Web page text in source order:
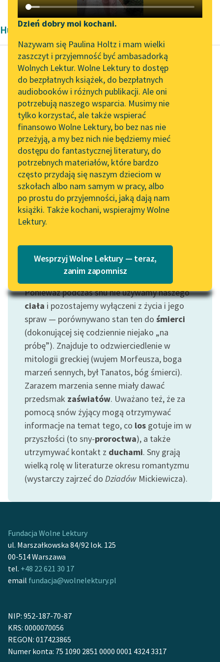
Katalog DAISY
Podkasty o książkach
Zgłoś brak utworu
Aktualności
Zapraszamy na spotkanie
online z tłumaczkami
literatury skandynawskiej
Spotkanie z Katarzyną
Tunkiel w Oslo
Wolne Lektury na 32.
Pol’and’Rock Festivalu
„Kochanek Lady
Chatterley” do słuchania
na Wolnych Lekturach
Nowy audiobook –
„Marzenie o Oriencie”
Lektury szkolne i klasyka
literatury do słuchania dla
uczennic i uczniów z
niepełnosprawnościami
E-kolekcja lektur
szkolnych i literatury do
słuchania dla uczennic i
uczniów z
niepełnosprawnościami
Feministyczne inspiracje.
Popularyzacja
skandynawskiej literatury
feministycznej
Ręce pełne poezji
twórców przechodzących
Starego Testamentu
Odkurzamy bohaterów
Szkoła Poezji Wolnych
Narzędzia
Mapa Wolnych Lektur
Leśmianator
Przewodnik dla piszących i
czytających
API
OAI-PMH
Widget Wolnych Lektur
Przypisy
Katalog w formacie PDF
Kontakt
O projekcie
Dzień dobry moi kochani.
Nazywam się Paulina Holtz i mam wielki
zaszczyt i przyjemność być ambasadorką
Wolnych Lektur. Wolne Lektury to dostęp
do bezpłatnych książek, do bezpłatnych
audiobooków i różnych publikacji. Ale oni
potrzebują naszego wsparcia. Musimy nie
tylko korzystać, ale także wspierać
finansowo Wolne Lektury, bo bez nas nie
przeżyją, a my bez nich nie będziemy mieć
dostępu do fantastycznej literatury, do
potrzebnych materiałów, które bardzo
często przydają się naszym dzieciom w
szkołach albo nam samym w pracy, albo
po prostu do przyjemności, jaką dają nam
książki. Także kochani, wspierajmy Wolne
Lektury.
Wesprzyj Wolne Lektury — teraz,
zanim zapomnisz
Humoreska Dwudziestolecie międzywojenne
Światopełk Karpiński
Ściana śmiechu
Bywają też sny
złośliwe, co mącą bieg
twego życia. Bo
wiadomo: strażak się
śni — pożaru...
Czytaj więcej
Motyw: Sen
Ponieważ podczas snu nie używamy naszego
ciała i pozostajemy wyłączeni z życia i jego
spraw — porównywano stan ten do śmierci
(dokonującej się codziennie niejako „na
próbę”). Znajduje to odzwierciedlenie w
mitologii greckiej (wujem Morfeusza, boga
marzeń sennych, był Tanatos, bóg śmierci).
Zarazem marzenia senne miały dawać
przedsmak zaświatów. Uważano też, że za
pomocą snów żyjący mogą otrzymywać
informacje na temat tego, co los gotuje im w
przyszłości (to sny-proroctwa), a także
utrzymywać kontakt z duchami. Sny grają
wielką rolę w literaturze okresu romantyzmu
(wystarczy zajrzeć do Dziadów Mickiewicza).
Fundacja Wolne Lektury
ul. Marszałkowska 84/92 lok. 125
00-514 Warszawa
tel. +48 22 621 30 17
email fundacja@wolnelektury.pl
NIP: 952-187-70-87
KRS: 0000070056
REGON: 017423865
Numer konta: 75 1090 2851 0000 0001 4324 3317